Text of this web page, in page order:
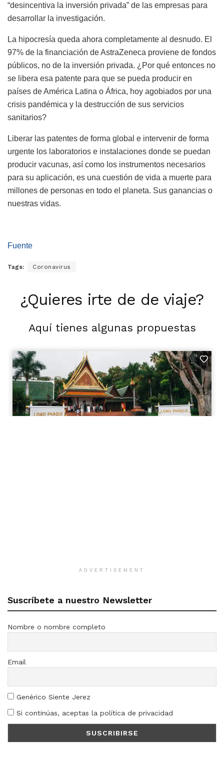
“desincentiva la inversión privada” de las empresas para
desarrollar la investigación.
La hipocresía queda ahora completamente al desnudo. El
97% de la financiación de AstraZeneca proviene de fondos
públicos, no de la inversión privada. ¿Por qué entonces no
se libera esa patente para que se pueda producir en
países de América Latina o África, hoy agobiados por una
crisis pandémica y la destrucción de sus servicios
sanitarios?
Liberar las patentes de forma global e intervenir de forma
urgente los laboratorios e instalaciones donde se puedan
producir vacunas, así como los instrumentos necesarios
para su aplicación, es una cuestión de vida a muerte para
millones de personas en todo el planeta. Sus ganancias o
nuestras vidas.
Fuente
Tags: Coronavirus
¿Quieres irte de de viaje?
Aquí tienes algunas propuestas
ADVERTISEMENT
Suscríbete a nuestro Newsletter
Nombre o nombre completo
Email
Genérico Siente Jerez
Si continúas, aceptas la política de privacidad